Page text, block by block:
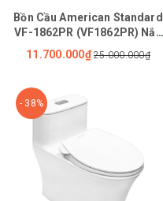
Bồn Cầu American Standard
VF-1862PR (VF1862PR) Nắp
Điện Tử WP-7SR1
11.700.000₫ 25.000.000₫
- 38%